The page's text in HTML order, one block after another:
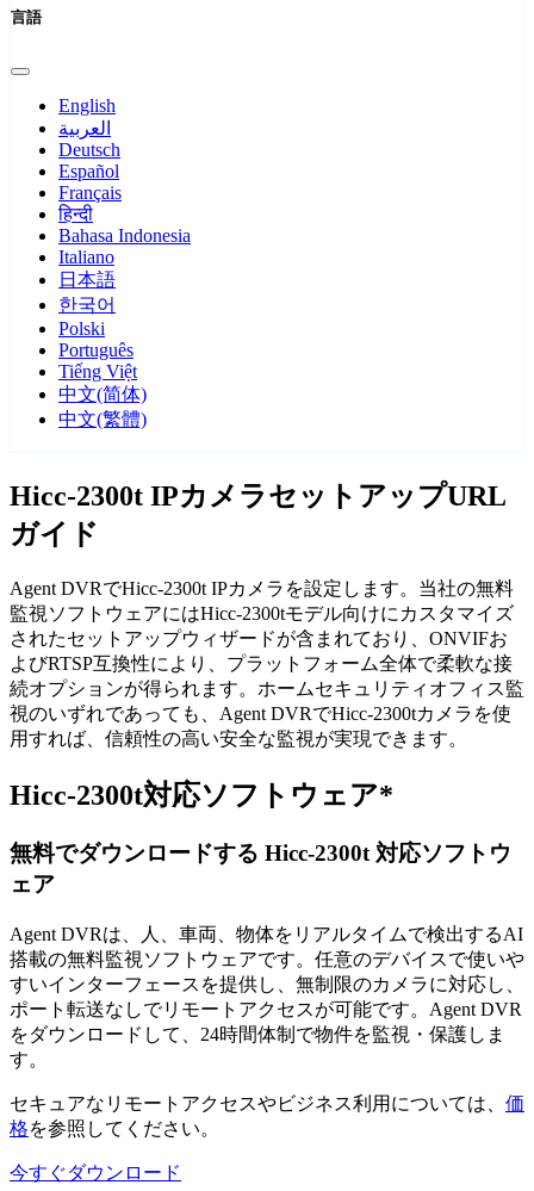
言語
English
العربية
Deutsch
Español
Français
हिन्दी
Bahasa Indonesia
Italiano
日本語
한국어
Polski
Português
Tiếng Việt
中文(简体)
中文(繁體)
Hicc-2300t IPカメラセットアップURL
ガイド
Agent DVRでHicc-2300t IPカメラを設定します。当社の無料
監視ソフトウェアにはHicc-2300tモデル向けにカスタマイズ
されたセットアップウィザードが含まれており、ONVIFお
よびRTSP互換性により、プラットフォーム全体で柔軟な接
続オプションが得られます。ホームセキュリティオフィス監
視のいずれであっても、Agent DVRでHicc-2300tカメラを使
用すれば、信頼性の高い安全な監視が実現できます。
Hicc-2300t対応ソフトウェア*
無料でダウンロードする Hicc-2300t 対応ソフトウ
ェア
Agent DVRは、人、車両、物体をリアルタイムで検出するAI
搭載の無料監視ソフトウェアです。任意のデバイスで使いや
すいインターフェースを提供し、無制限のカメラに対応し、
ポート転送なしでリモートアクセスが可能です。Agent DVR
をダウンロードして、24時間体制で物件を監視・保護しま
す。
セキュアなリモートアクセスやビジネス利用については、 価
格を参照してください。
今すぐダウンロード